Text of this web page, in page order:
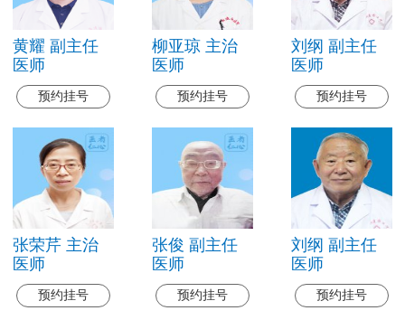
黄耀 副主任
医师
预约挂号
柳亚琼 主治
医师
预约挂号
刘纲 副主任
医师
预约挂号
张荣芹 主治
医师
预约挂号
张俊 副主任
医师
预约挂号
刘纲 副主任
医师
预约挂号